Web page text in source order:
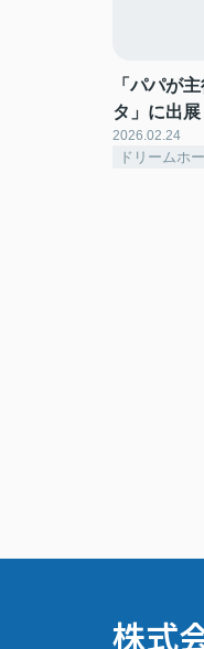
「パパが
タ」に出
2026.02.24
ドリームホ
株式